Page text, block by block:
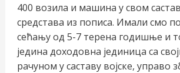
400 возила и машина у свом
средстава из пописа. Имали смо
сећању од 5-7 терена годишње и
једина доходовна јединица са
рачуном у саставу војске, управо